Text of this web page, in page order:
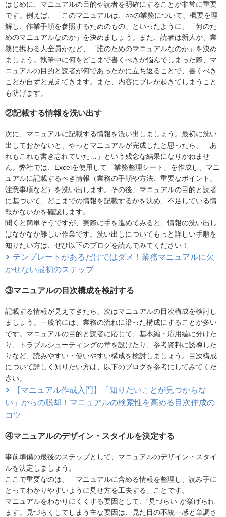
はじめに、マニュアルの目的や読者を明確にすることが非常に重要
です。例えば、「このマニュアルは、○○の業務について、概要を理
解し、作業手順を参照するためのもの」といったように、「何のた
めのマニュアルなのか」を決めましょう。また、読者は新人か、業
務に携わる人全員かなど、「誰のためのマニュアルなのか」を決め
ましょう。執筆中に何をどこまで書くべきか悩んでしまった際、マ
ニュアルの目的と読者が何であったかに立ち返ることで、書くべき
ことが自ずと見えてきます。また、内容にブレが起きてしまうこと
も防げます。
②記載する情報を洗い出す
次に、マニュアルに記載する情報を洗い出しましょう。最初に洗い
出しておかないと、やっとマニュアルが完成したと思ったら、「あ
れもこれも書き忘れていた…」という残念な結果になりかねませ
ん。弊社では、Excelを使用して「業務整理シート」を作成し、マニ
ュアルに記載するべき情報（業務の手順や方法、重要なポイント、
注意事項など）を洗い出します。その後、マニュアルの目的と読者
に基づいて、どこまでの情報を記載するかを決め、不足している情
報がないかを確認します。
聞くと簡単そうですが、実際に手を進めてみると、情報の洗い出し
はなかなか難しい作業です。洗い出しについてもっと詳しい手順を
知りたい方は、ぜひ以下のブログを読んでみてください！
テンプレートがあるだけではダメ！業務マニュアルに欠
かせない最初のステップ
③マニュアルの目次構成を検討する
記載する情報が見えてきたら、次はマニュアルの目次構成を検討し
ましょう。一般的には、業務の流れに沿った構成にすることが多い
です。マニュアルの目的と読者に応じて、基本編・応用編に分けた
り、トラブルシューティングの章を設けたり、参考資料に誘導した
りなど、読みやすい・使いやすい構成を検討しましょう。目次構成
について詳しく知りたい方は、以下のブログを参考にしてみてくだ
さい。
【マニュアル作成入門】「知りたいことが見つからな
い」からの脱却！マニュアルの検索性を高める目次作成の
コツ
④マニュアルのデザイン・スタイルを決定する
事前準備の最後のステップとして、マニュアルのデザイン・スタイ
ルを決定しましょう。
ここで重要なのは、「マニュアルに含める情報を整理し、読み手に
とってわかりやすいように見せ方を工夫する」ことです。
マニュアルをわかりにくくする要因として、“見づらい”が挙げられ
ます。見づらくしてしまう主な要因は、見た目の不統一感と単調さ